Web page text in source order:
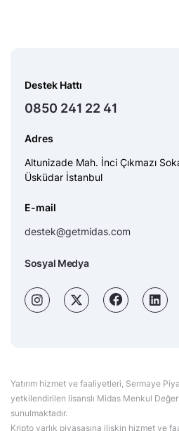
Destek Hattı
0850 241 22 41
Adres
Altunizade Mah. İnci Çıkmazı
Üsküdar İstanbul
E-mail
destek@getmidas.com
Sosyal Medya
Yatırım hizmet ve faaliyetleri, Sermaye
yetkilendirilen lisanslı Midas Menkul
sunulmaktadır.
Kripto varlık piyasasına ilişkin hizmet ve